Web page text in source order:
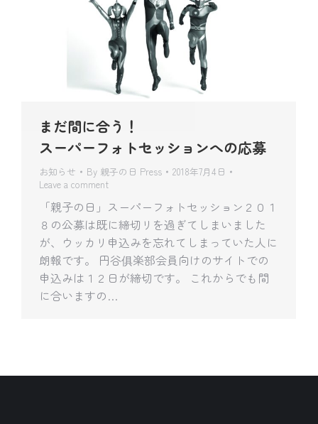
まだ間に合う！
スーパーフォトセッションへの応募
お知らせ By 親子の日 Press
2018年7月4日
Leave a comment
「親子の日」スーパーフォトセッション２０１
８の公募は既に締切リを過ぎてしまいました
が、ウッカリ申込みを忘れてしまっていた人に
朗報です。 円谷俱楽部会員向けのサイトでの
申込みは１２日が締切です。 これからでも間
に合いますの…